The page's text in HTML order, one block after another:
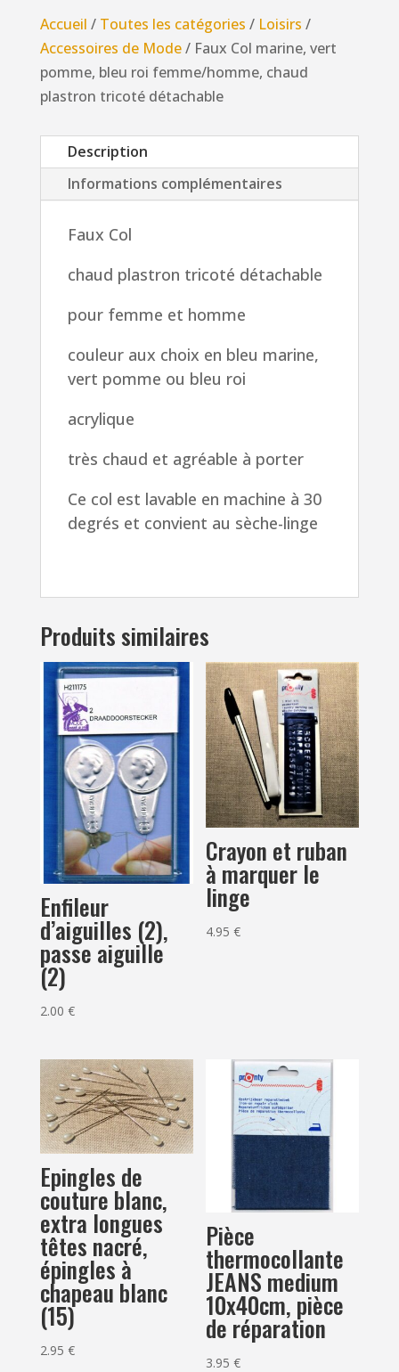
vert
pomme,
bleu
roi
femme/homme,
chaud
plastron
tricoté
détachable
Accueil / Toutes les catégories / Loisirs /
Accessoires de Mode/ Faux Col marine, vert
pomme, bleu roi femme/homme, chaud
plastron tricoté détachable
Description
Informations complémentaires
Faux Col
chaud plastron tricoté détachable
pour femme et homme
couleur aux choix en bleu marine,
vert pomme ou bleu roi
acrylique
très chaud et agréable à porter
Ce col est lavable en machine à 30
degrés et convient au sèche-linge
Produits similaires
Enfileur
d’aiguilles (2),
passe aiguille
(2)
2.00 €
Crayon et ruban
à marquer le
linge
4.95€
Epingles de
couture blanc,
extra longues
têtes nacré,
épingles à
chapeau blanc
(15)
2.95 €
Pièce
thermocollante
JEANS medium
10x40cm, pièce
de réparation
3.95€